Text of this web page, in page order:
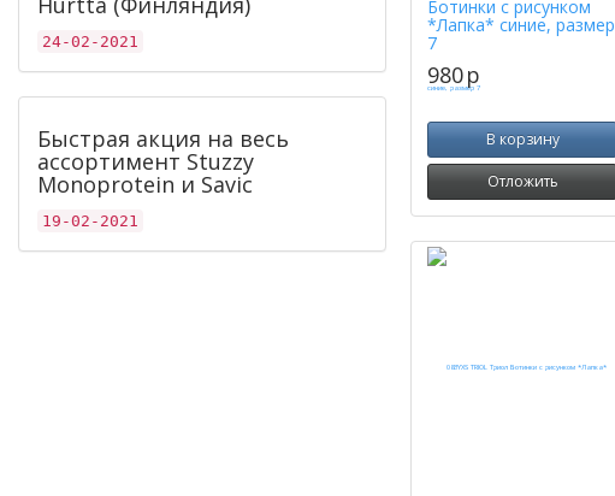
24-02-2021
Быстрая акция на весь
ассортимент Stuzzy
Monoprotein и Savic
19-02-2021
Ботинки с рисунком
*Лапка* синие, размер
7
980p
В корзину
Отложить